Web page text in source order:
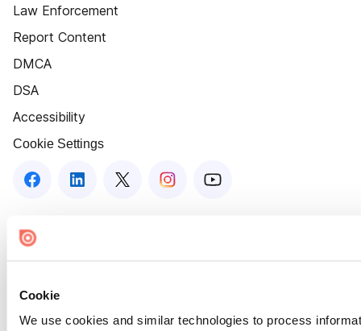
Cookie
We use cookies and similar technologies to process
Law Enforcement
Report Content
DMCA
DSA
Accessibility
Cookie Settings